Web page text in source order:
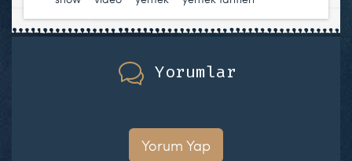
Yorumlar
Yorum Yap